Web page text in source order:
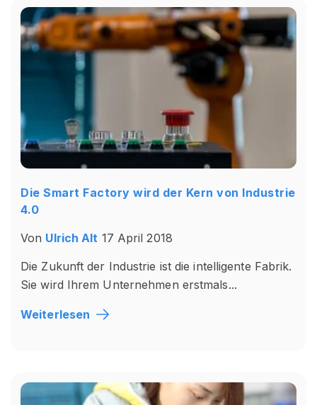
Die Smart Factory wird der Kern von Industrie
4.0
Von Ulrich Alt 17 April 2018
Die Zukunft der Industrie ist die intelligente Fabrik.
Sie wird Ihrem Unternehmen erstmals...
Weiterlesen